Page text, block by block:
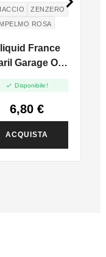
ZENZERO
ROSA
France
Garage Oil
- Mini Shot
10+20
 Disponibile!
6,80 €
ACQUISTA